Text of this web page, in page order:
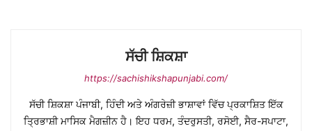
ਸੱਚੀ ਸ਼ਿਕਸ਼ਾ
https://sachishikshapunjabi.com/
ਸੱਚੀ ਸ਼ਿਕਸ਼ਾ ਪੰਜਾਬੀ, ਹਿੰਦੀ ਅਤੇ ਅੰਗਰੇਜ਼ੀ ਭਾਸ਼ਾਵਾਂ ਵਿੱਚ ਪ੍ਰਕਾਸ਼ਿਤ ਇੱਕ
ਤ੍ਰਿਭਾਸ਼ੀ ਮਾਸਿਕ ਮੈਗਜ਼ੀਨ ਹੈ। ਇਹ ਧਰਮ, ਤੰਦਰੁਸਤੀ, ਰਸੋਈ, ਸੈਰ-ਸਪਾਟਾ,